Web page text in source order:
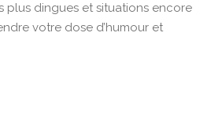
plus dingues et situations encore
votre dose d’humour et